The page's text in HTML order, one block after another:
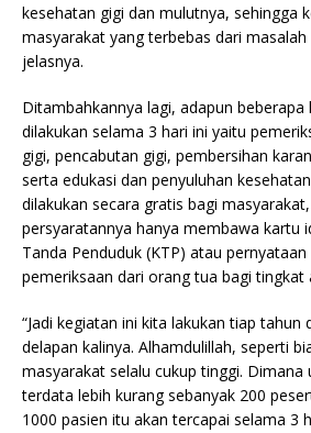
kesehatan gigi dan mulutnya, sehingga
masyarakat yang terbebas dari masalah
jelasnya.
Ditambahkannya lagi, adapun beberapa
dilakukan selama 3 hari ini yaitu
gigi, pencabutan gigi, pembersihan
serta edukasi dan penyuluhan
dilakukan secara gratis bagi
persyaratannya hanya membawa kartu
Tanda Penduduk (KTP) atau
pemeriksaan dari orang tua bagi tingkat
“Jadi kegiatan ini kita lakukan tiap tahun
delapan kalinya. Alhamdulillah, seperti
masyarakat selalu cukup tinggi. Dimana
terdata lebih kurang sebanyak 200
1000 pasien itu akan tercapai selama 3